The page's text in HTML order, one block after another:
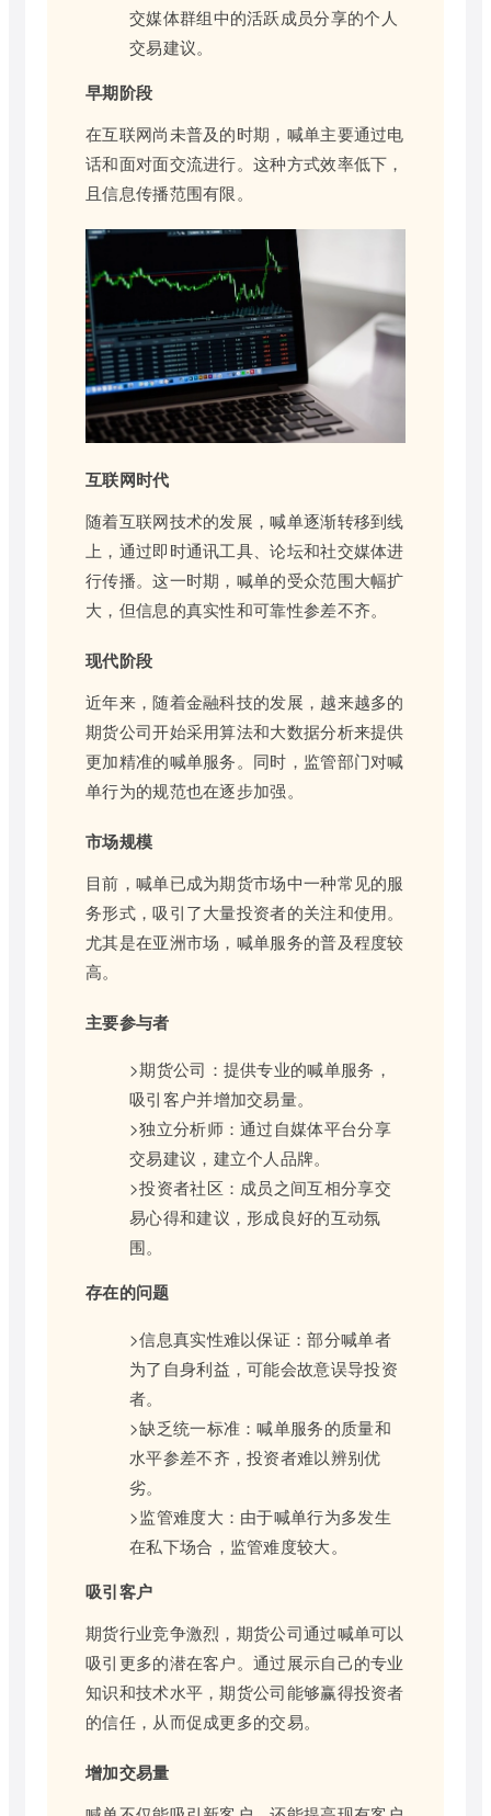
交媒体群组中的活跃成员分享的个人
交易建议。
早期阶段
在互联网尚未普及的时期，喊单主要通过电
话和面对面交流进行。这种方式效率低下，
且信息传播范围有限。
互联网时代
随着互联网技术的发展，喊单逐渐转移到线
上，通过即时通讯工具、论坛和社交媒体进
行传播。这一时期，喊单的受众范围大幅扩
大，但信息的真实性和可靠性参差不齐。
现代阶段
近年来，随着金融科技的发展，越来越多的
期货公司开始采用算法和大数据分析来提供
更加精准的喊单服务。同时，监管部门对喊
单行为的规范也在逐步加强。
市场规模
目前，喊单已成为期货市场中一种常见的服
务形式，吸引了大量投资者的关注和使用。
尤其是在亚洲市场，喊单服务的普及程度较
高。
主要参与者
>期货公司：提供专业的喊单服务，
吸引客户并增加交易量。
>独立分析师：通过自媒体平台分享
交易建议，建立个人品牌。
>投资者社区：成员之间互相分享交
易心得和建议，形成良好的互动氛
围。
存在的问题
>信息真实性难以保证：部分喊单者
为了自身利益，可能会故意误导投资
者。
>缺乏统一标准：喊单服务的质量和
水平参差不齐，投资者难以辨别优
劣。
>监管难度大：由于喊单行为多发生
在私下场合，监管难度较大。
吸引客户
期货行业竞争激烈，期货公司通过喊单可以
吸引更多的潜在客户。通过展示自己的专业
知识和技术水平，期货公司能够赢得投资者
的信任，从而促成更多的交易。
增加交易量